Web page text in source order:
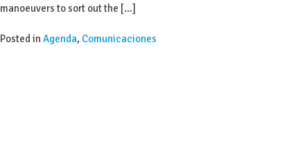
manoeuvers to sort out the […]
Posted inAgenda, Comunicaciones